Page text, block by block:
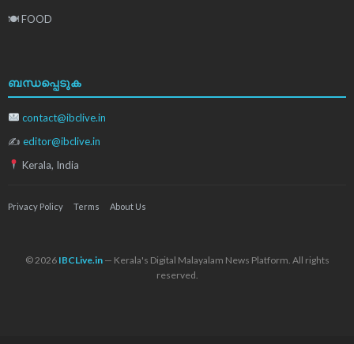
🍽 FOOD
ബന്ധപ്പെടുക
contact@ibclive.in
✍ editor@ibclive.in
Kerala, India
Privacy Policy Terms About Us
© 2026 IBCLive.in— Kerala's Digital Malayalam News Platform. All rights
reserved.